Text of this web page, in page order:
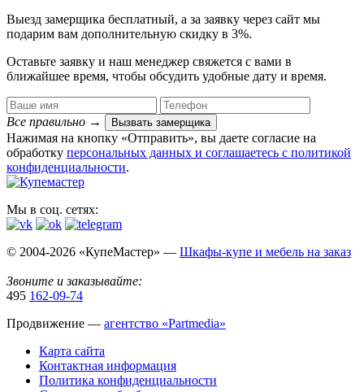
Выезд замерщика бесплатный, а за заявку через сайт мы
подарим вам дополнительную скидку в 3%.
Оставьте заявку и наш менеджер свяжется с вами в
ближайшее время, чтобы обсудить удобные дату и время.
Все правильно → Вызвать замерщика
Нажимая на кнопку «Отправить», вы даете согласие на
обработку персональных данных​ и соглашаетесь c политикой
конфиденциальности.
Мы в соц. сетях:
© 2004-2026 «КупеМастер» — Шкафы-купе и мебель на заказ
Звоните и заказывайте:
495 162-09-74
Продвижение — агентство «Partmedia»
Карта сайта
Контактная информация
Политика конфиденциальности